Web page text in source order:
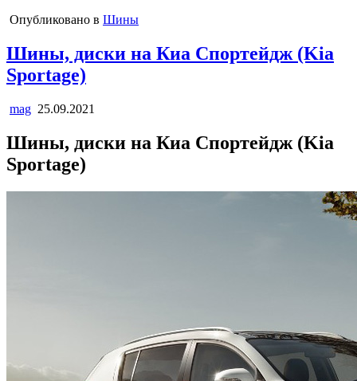
Опубликовано в Шины
Шины, диски на Киа Спортейдж (Kia
Sportage)
mag 25.09.2021
Шины, диски на Киа Спортейдж (Kia
Sportage)